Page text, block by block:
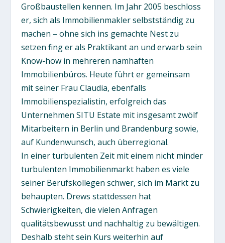
Großbaustellen kennen. Im Jahr 2005 beschloss
er, sich als Immobilienmakler selbstständig zu
machen – ohne sich ins gemachte Nest zu
setzen fing er als Praktikant an und erwarb sein
Know-how in mehreren namhaften
Immobilienbüros. Heute führt er gemeinsam
mit seiner Frau Claudia, ebenfalls
Immobilienspezialistin, erfolgreich das
Unternehmen SITU Estate mit insgesamt zwölf
Mitarbeitern in Berlin und Brandenburg sowie,
auf Kundenwunsch, auch überregional.
In einer turbulenten Zeit mit einem nicht minder
turbulenten Immobilienmarkt haben es viele
seiner Berufskollegen schwer, sich im Markt zu
behaupten. Drews stattdessen hat
Schwierigkeiten, die vielen Anfragen
qualitätsbewusst und nachhaltig zu bewältigen.
Deshalb steht sein Kurs weiterhin auf